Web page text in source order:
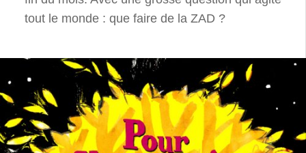
tout le monde : que faire de la ZAD ?